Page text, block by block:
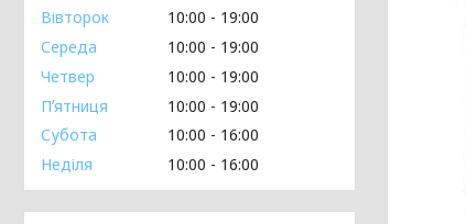
Вівторок
10:00
19:00
Середа
10:00
19:00
Четвер
10:00
19:00
Пʼятниця
10:00
19:00
Субота
10:00
16:00
Неділя
10:00 16:00